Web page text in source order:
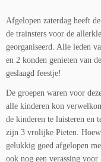
Afgelopen zaterdag heeft
de trainsters voor de
georganiseerd. Alle leden
en 2 konden genieten van
geslaagd feestje!
De groepen waren voor
alle kinderen kon
de kinderen te luisteren en
zijn 3 vrolijke Pieten.
gelukkig goed afgelopen
ook nog een verassing voor